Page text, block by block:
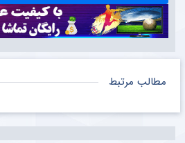
مطالب مرتبط